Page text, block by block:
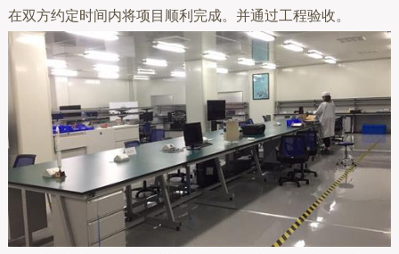
在双方约定时间内将项目顺利完成。并通过工程验收。